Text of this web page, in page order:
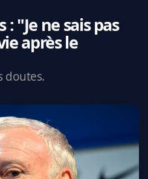
: "Je ne sais pas
après le
doutes.